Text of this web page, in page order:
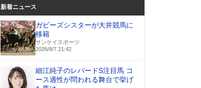
新着ニュース
ガビーズシスターが大井競馬に
移籍
サンケイスポーツ
2026/8/7 21:42
細江純子のレパードS注目馬 コ
ース適性が問われる舞台で挙げ